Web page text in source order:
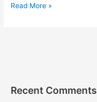
Duplicate
ไฟล์
Read More »
Recent Comments